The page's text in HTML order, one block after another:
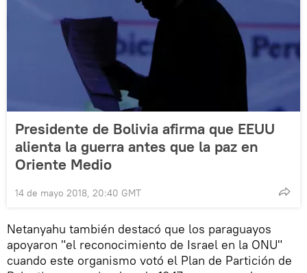
Presidente de Bolivia afirma que EEUU
alienta la guerra antes que la paz en
Oriente Medio
14 de mayo 2018, 20:40 GMT
Netanyahu también destacó que los paraguayos
apoyaron "el reconocimiento de Israel en la ONU"
cuando este organismo votó el Plan de Partición de